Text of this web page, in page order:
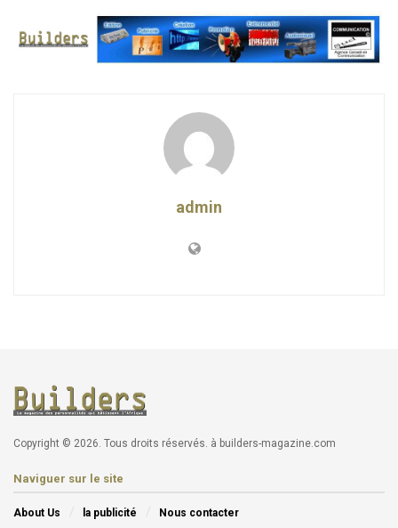
admin
Copyright © 2026. Tous droits réservés. à builders-magazine.com
Naviguer sur le site
About Us la publicité Nous contacter